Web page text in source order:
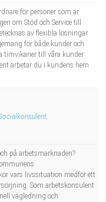
för personer som är
om Stöd och Service till
av flexibla lösningar
för både kunder och
timvikarier till våra kunder
arbetar du i kundens hem
på arbetsmarknaden?
vars livssituation medför ett
Som arbetskonsulent
vägledning och